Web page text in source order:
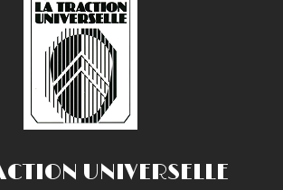
UNIVERSELLE